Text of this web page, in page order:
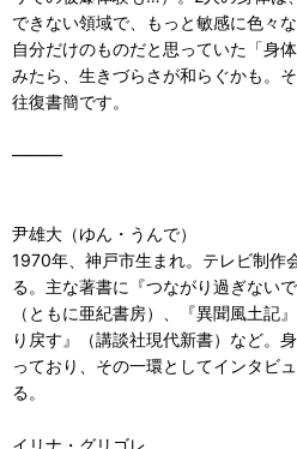
できない領域で、もっと敏感に色々
自分だけのものだと思っていた「身
みたら、生きづらさが和らぐかも。
往復書簡です。
―――
尹雄大（ゆん・うんで）
1970年、神戸市生まれ。テレビ制作
る。主な著書に『つながり過ぎない
（ともに亜紀書房）、『異聞風土記
り戻す』（講談社現代新書）など。
っており、その一環としてインタビ
る。
イリナ・グリゴレ